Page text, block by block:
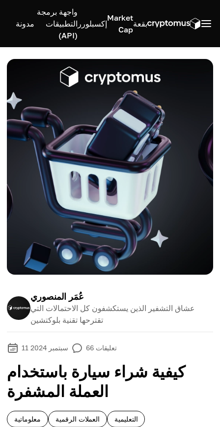
بقعة
Market
Cap
إكسبلورر
واجهة برمجة
التطبيقات
(API)
مدونة
عُمَر المنصوري
عشاق التشفير الذين يستكشفون كل الاحتمالات التي
تقترحها تقنية بلوكتشين
11 سبتمبر 2024 66 تعليقات
كيفية شراء سيارة باستخدام
العملة المشفرة
معلوماتية العملات الرقمية التعليمية